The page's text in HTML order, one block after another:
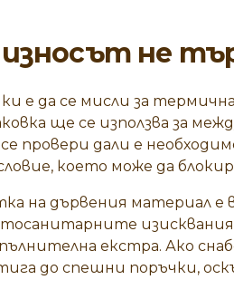
не
е да се мисли за
ще се използва за
провери дали е
което може да
на дървения материал е
екстра. Ако
до спешни поръчки,